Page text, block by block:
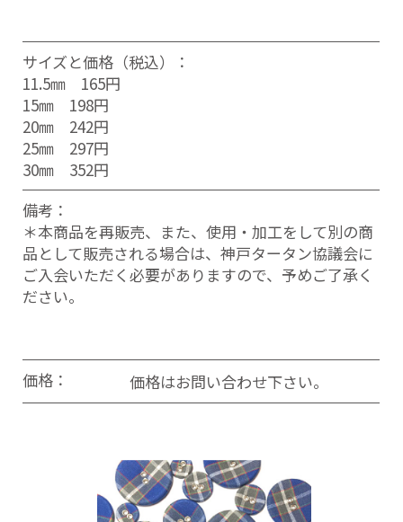
サイズと価格（税込）：
11.5㎜ 165円
15㎜ 198円
20㎜ 242円
25㎜ 297円
30㎜ 352円
備考：
＊本商品を再販売、また、使用・加工をして別の商
品として販売される場合は、神戸タータン協議会に
ご入会いただく必要がありますので、予めご了承く
ださい。
価格： 価格はお問い合わせ下さい。